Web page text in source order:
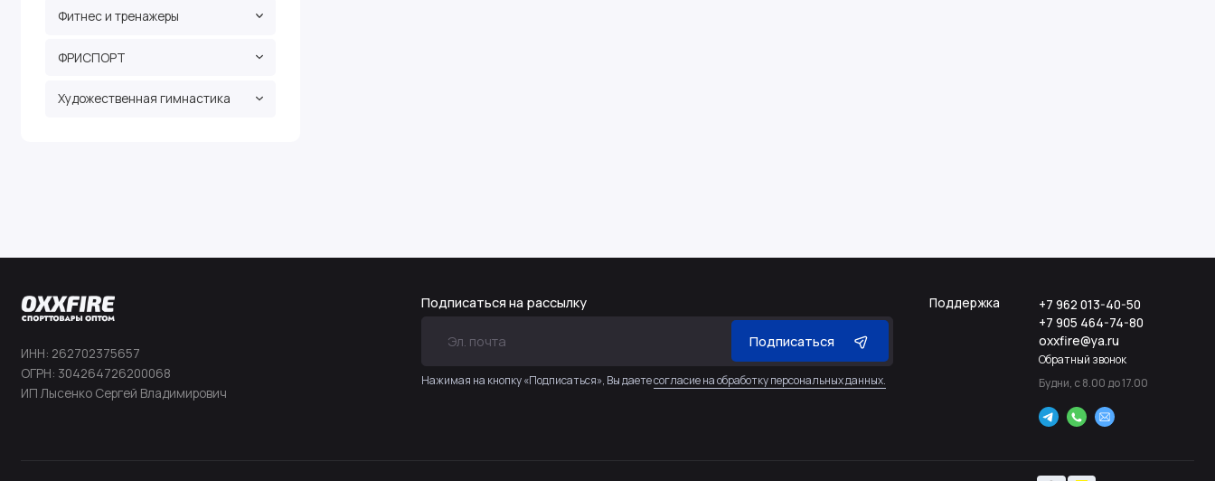
Фитнес и тренажеры
ФРИСПОРТ
Художественная гимнастика
ИНН: 262702375657
ОГРН: 304264726200068
ИП Лысенко Сергей Владимирович
Подписаться на рассылку
Подписаться
Нажимая на кнопку «Подписаться», Вы даетесогласие на обработку персональных данных.
Поддержка
+7 962 013-40-50
+7 905 464-74-80
oxxfire@ya.ru
Обратный звонок
Будни, с 8.00 до 17.00